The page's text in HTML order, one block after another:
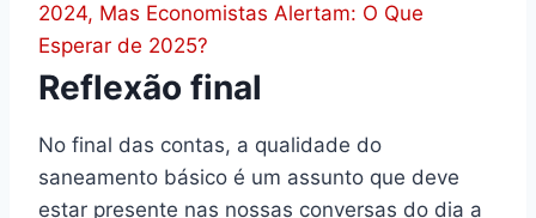
2024, Mas Economistas Alertam: O Que
Esperar de 2025?
Reflexão final
No final das contas, a qualidade do
saneamento básico é um assunto que deve
estar presente nas nossas conversas do dia a